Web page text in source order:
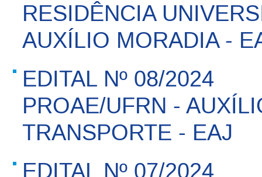
RESIDÊNCIA
AUXÍLIO MORADIA -
EDITAL Nº 08/2024 
PROAE/UFRN -
TRANSPORTE - EAJ
EDITAL Nº 07/2024 